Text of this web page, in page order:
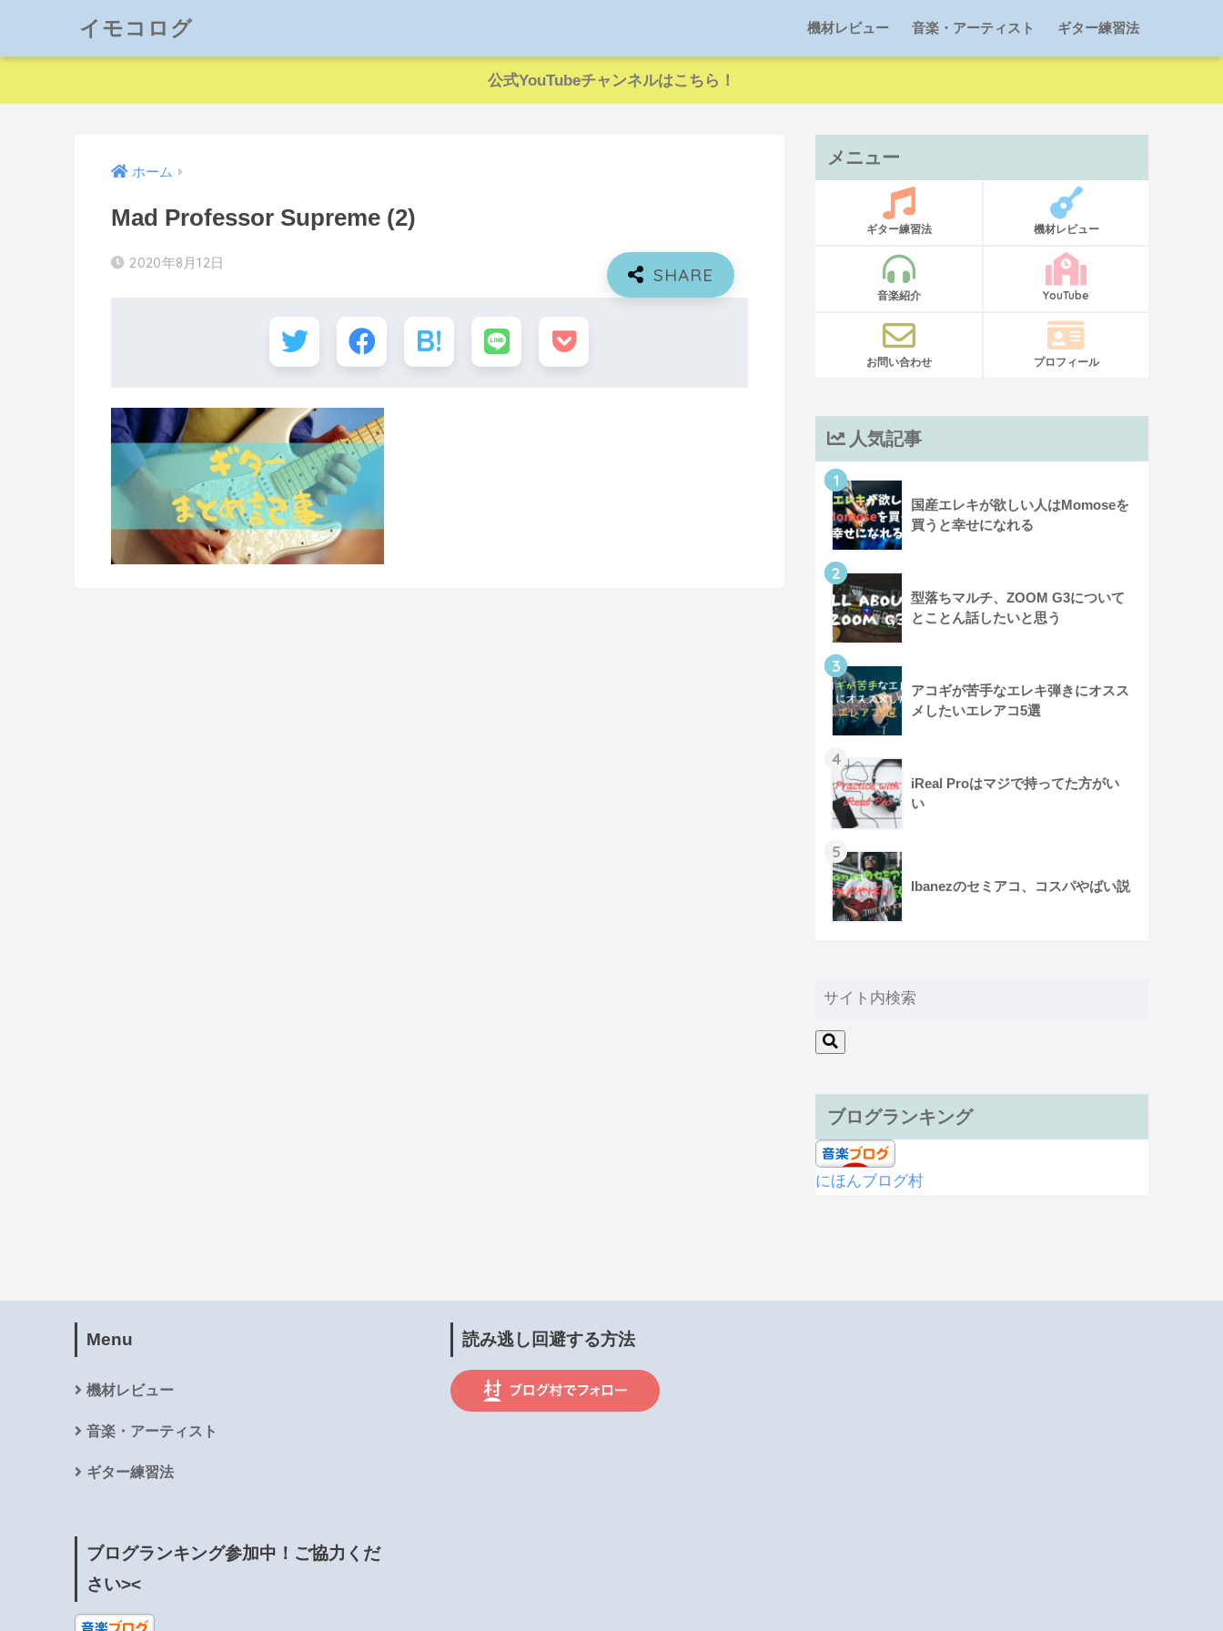
イモコログ 機材レビュー 音楽・アーティスト ギター練習法
公式YouTubeチャンネルはこちら！
ホーム
Mad Professor Supreme (2)
2020年8月12日
メニュー
ギター練習法 機材レビュー
音楽紹介 YouTube
お問い合わせ プロフィール
人気記事
1
国産エレキが欲しい人はMomoseを
買うと幸せになれる
2
型落ちマルチ、ZOOM G3について
とことん話したいと思う
3
アコギが苦手なエレキ弾きにオスス
メしたいエレアコ5選
4
iReal Proはマジで持ってた方がい
い
5
Ibanezのセミアコ、コスパやばい説
ブログランキング
にほんブログ村
Menu
機材レビュー
音楽・アーティスト
ギター練習法
ブログランキング参加中！ご協力くだ
さい><
読み逃し回避する方法